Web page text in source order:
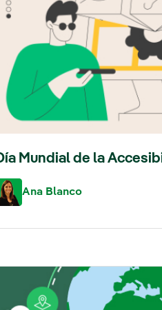
Mundial de la
Ana Blanco